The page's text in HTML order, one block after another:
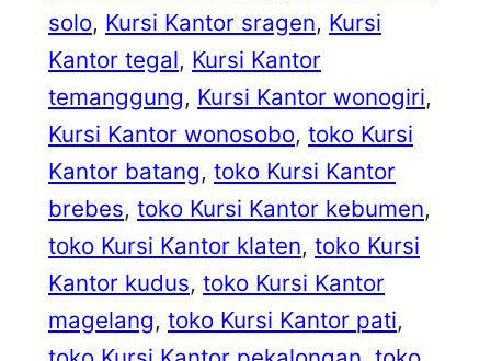
solo, Kursi Kantor sragen, Kursi
Kantor tegal, Kursi Kantor
temanggung, Kursi Kantor wonogiri
Kursi Kantor wonosobo, toko Kursi
Kantor batang, toko Kursi Kantor
brebes, toko Kursi Kantor kebumen
toko Kursi Kantor klaten, toko Kursi
Kantor kudus, toko Kursi Kantor
magelang, toko Kursi Kantor pati